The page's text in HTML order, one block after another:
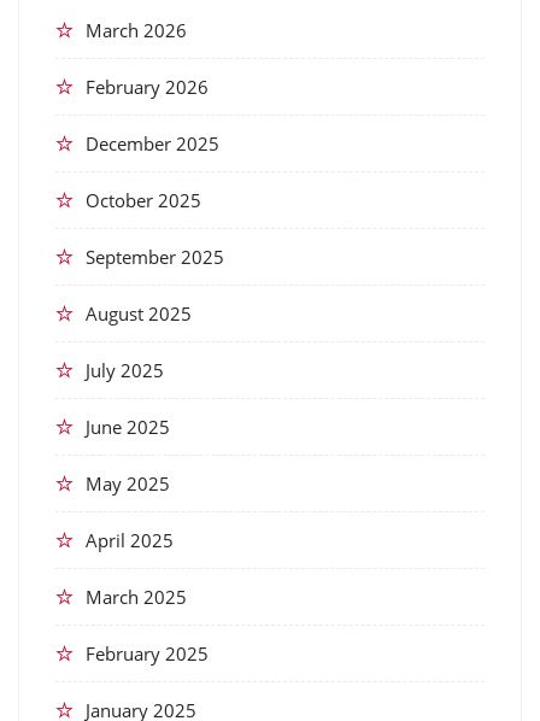
March 2026
February 2026
December 2025
October 2025
September 2025
August 2025
July 2025
June 2025
May 2025
April 2025
March 2025
February 2025
January 2025